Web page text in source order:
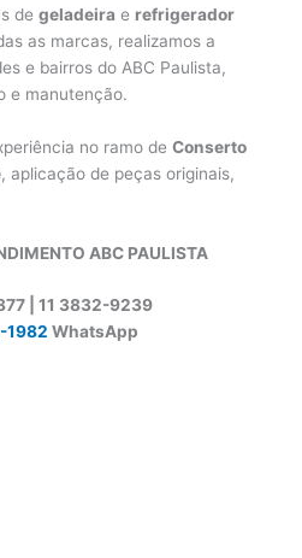
degeladeira e refrigerador
as marcas, realizamos a
e bairros do ABC Paulista,
e manutenção.
no ramo deConserto
, aplicação de peças originais,
ABC PAULISTA
| 11 3832-9239
1982 WhatsApp